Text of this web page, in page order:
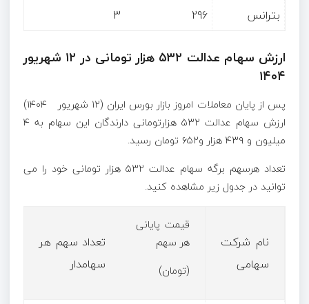
بترانس 296
3
ارزش سهام عدالت ۵۳۲ هزار تومانی در ۱۲ شهریور
۱۴۰۴
پس از پایان معاملات امروز بازار بورس ایران (۱۲ شهریور ۱۴۰۴)
ارزش سهام عدالت ۵۳۲ هزارتومانی دارندگان این سهام به ۴
میلیون و ۴۳۹ هزار و۶۵۲ تومان رسید.
تعداد هرسهم برگه سهام عدالت ۵۳۲ هزار تومانی خود را می
توانید در جدول زیر مشاهده کنید.
نام شرکت
سهامی
قیمت پایانی
هر سهم
(تومان)
تعداد سهم هر
سهامدار